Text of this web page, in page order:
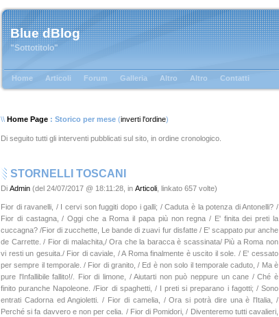
Blue dBlog
"Sottotitolo"
Home Articoli Forum Galleria Altro Altro Contatti
\\ Home Page : Storico per mese (inverti l'ordine)
Di seguito tutti gli interventi pubblicati sul sito, in ordine cronologico.
STORNELLI TOSCANI
Di Admin (del 24/07/2017 @ 18:11:28, in Articoli , linkato 657 volte)
Fior di ravanelli, / I cervi son fuggiti dopo i galli; / Caduta è la potenza di Antonelli? /
Fior di castagna, / Oggi che a Roma il papa più non regna / E' finita dei preti la
cuccagna? /Fior di zucchette, Le bande di zuavi fur disfatte / E' scappato pur anche
de Carrette. / Fior di malachita,/ Ora che la baracca è scassinata/ Più a Roma non
vi resti un gesuita./ Fior di caviale, / A Roma finalmente è uscito il sole. / E' cessato
per sempre il temporale. / Fior di granito, / Ed è non solo il temporale caduto, / Ma è
pure l'Infallibile fallito!/. Fior di limone, / Aiutarti non può neppure un cane / Ché è
finito puranche Napoleone. /Fior di spaghetti, / I preti si preparano i fagotti; / Sono
entrati Cadorna ed Angioletti. / Fior di camelia, / Ora si potrà dire una è l'Italia, /
Perché si fa davvero e non per celia. / Fior di Pomidori, / Diventeremo tutti cavalieri,